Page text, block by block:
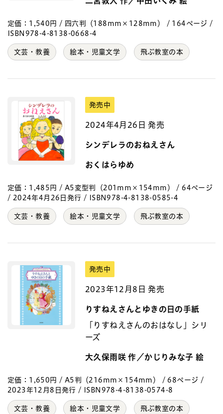
定価：1,540円 / 四六判（188mm×128mm） / 164ページ /
ISBN978-4-8138-0668-4
文芸・教養 絵本・児童文学 飛ぶ教室の本
発売中
2024年4月26日 発売
シンデレラのおねえさん
おくはらゆめ
定価：1,485円 / A5変型判（201mm×154mm） / 64ページ
/ 2024年4月26日発行 / ISBN978-4-8138-0585-4
文芸・教養 絵本・児童文学 飛ぶ教室の本
発売中
2023年12月8日 発売
りすねえさんとゆきの日の手紙
「りすねえさんのおはなし」シリ
ーズ
大久保雨咲 作／かじりみな子 絵
定価：1,650円 / A5判（216mm×154mm） / 68ページ /
2023年12月8日発行 / ISBN978-4-8138-0574-8
文芸・教養 絵本・児童文学 飛ぶ教室の本